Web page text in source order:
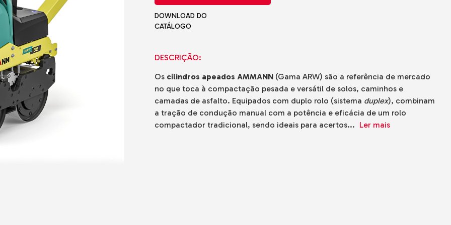
Gama
Solo e
o-Terreno
o Terreno
DOWNLOAD DO
CATÁLOGO
DESCRIÇÃO:
Os cilindros apeados AMMANN (Gama ARW) são a referência de mercado
no que toca à compactação pesada e versátil de solos, caminhos e
camadas de asfalto. Equipados com duplo rolo (sistema duplex), combinam
a tração de condução manual com a potência e eficácia de um rolo
compactador tradicional, sendo ideais para acertos... Ler mais